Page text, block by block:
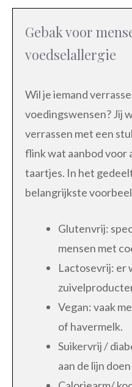
Gebak voor
voedselallergie
Wil je iemand
voedingswensen? Jij
verrassen met een
flink wat aanbod voor
taartjes. In het
belangrijkste
Glutenvrij:
mensen met
Lactosevrij: er
Vegan: vaak
of havermelk.
Suikervrij /
aan de lijn